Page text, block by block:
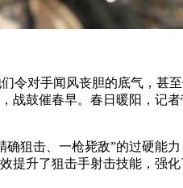
对手闻风丧胆的底气，甚至
战鼓催春早。春日暖阳，
击、一枪毙敌”的过硬能
升了狙击手射击技能，强